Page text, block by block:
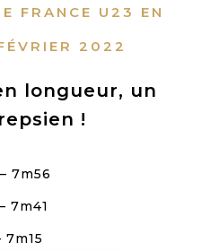
FRANCE U23 EN
2022
longueur, un
!
7m56
7m41
7m15